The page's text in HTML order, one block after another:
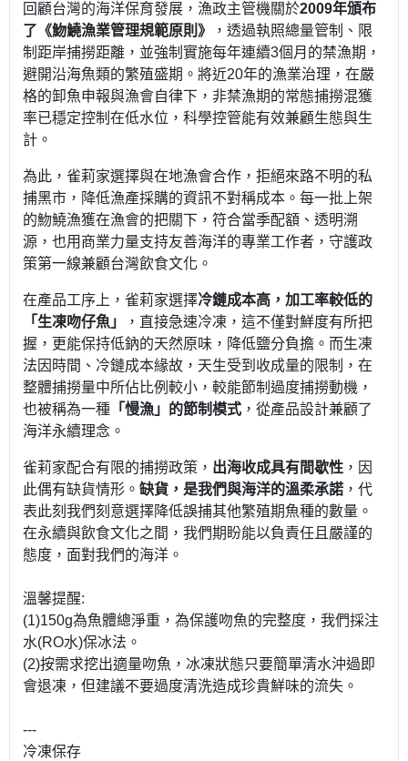
回顧台灣的海洋保育發展，漁政主管機關於2009年頒布
了《魩鱙漁業管理規範原則》
，透過執照總量管制、限
制距岸捕撈距離，並強制實施每年連續3個月的禁漁期，
避開沿海魚類的繁殖盛期。將近20年的漁業治理，在嚴
格的卸魚申報與漁會自律下，非禁漁期的常態捕撈混獲
率已穩定控制在低水位，科學控管能有效兼顧生態與生
計。
為此，雀莉家選擇與在地漁會合作，拒絕來路不明的私
捕黑市，降低漁產採購的資訊不對稱成本。每一批上架
的魩鱙漁獲在漁會的把關下，符合當季配額、透明溯
源，也用商業力量支持友善海洋的專業工作者，守護政
策第一線兼顧台灣飲食文化。
在產品工序上，雀莉家選擇冷鏈成本高，加工率較低的
「生凍吻仔魚」
，直接急速冷凍，這不僅對鮮度有所把
握，更能保持低鈉的天然原味，降低鹽分負擔。而生凍
法因時間、冷鏈成本緣故，天生受到收成量的限制，在
整體捕撈量中所佔比例較小，較能節制過度捕撈動機，
也被稱為一種 「慢漁」的節制模式 ，從產品設計兼顧了
海洋永續理念。
雀莉家配合有限的捕撈政策， 出海收成具有間歇性 ，因
此偶有缺貨情形。 缺貨，是我們與海洋的溫柔承諾 ，代
表此刻我們刻意選擇降低誤捕其他繁殖期魚種的數量。
在永續與飲食文化之間，我們期盼能以負責任且嚴謹的
態度，面對我們的海洋。
溫馨提醒:
(1)150g為魚體總淨重，為保護吻魚的完整度，我們採注
水(RO水)保冰法。
(2)按需求挖出適量吻魚，冰凍狀態只要簡單清水沖過即
會退凍，但建議不要過度清洗造成珍貴鮮味的流失。
---
冷凍保存